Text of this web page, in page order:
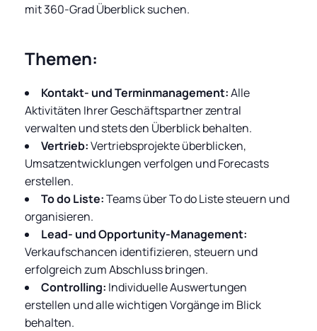
mit 360-Grad Überblick suchen.
Themen:
Kontakt- und Terminmanagement:Alle
Aktivitäten Ihrer Geschäftspartner zentral
verwalten und stets den Überblick behalten.
Vertrieb:Vertriebsprojekte überblicken,
Umsatzentwicklungen verfolgen und Forecasts
erstellen.
To do Liste:Teams über To do Liste steuern und
organisieren.
Lead- und Opportunity-Management:
Verkaufschancen identifizieren, steuern und
erfolgreich zum Abschluss bringen.
Controlling: Individuelle Auswertungen
erstellen und alle wichtigen Vorgänge im Blick
behalten.